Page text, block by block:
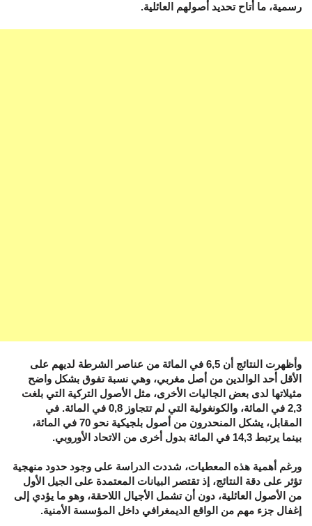
رسمية، ما أتاح تحديد أصولهم العائلية.
وأظهرت النتائج أن 6,5 في المائة من عناصر الشرطة لديهم على
الأقل أحد الوالدين من أصل مغربي، وهي نسبة تفوق بشكل واضح
مثيلاتها لدى بعض الجاليات الأخرى، مثل الأصول التركية التي بلغت
2,3 في المائة، والكونغولية التي لم تتجاوز 0,8 في المائة. في
المقابل، يشكل المنحدرون من أصول بلجيكية نحو 70 في المائة،
بينما يرتبط 14,3 في المائة بدول أخرى من الاتحاد الأوروبي.
ورغم أهمية هذه المعطيات، شددت الدراسة على وجود حدود منهجية
تؤثر على دقة النتائج، إذ تقتصر البيانات المعتمدة على الجيل الأول
من الأصول العائلية، دون أن تشمل الأجيال اللاحقة، وهو ما يؤدي إلى
إغفال جزء مهم من الواقع الديمغرافي داخل المؤسسة الأمنية.